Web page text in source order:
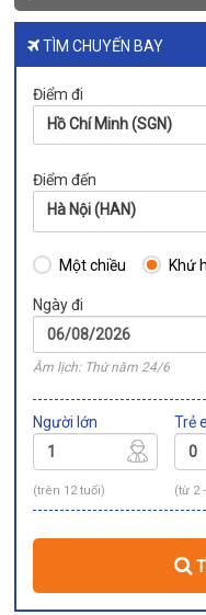
TÌM CHUYẾN BAY
Điểm đi
Hồ Chí Minh (SGN)
Điểm đến
Hà Nội (HAN)
Một chiều Khứ
Ngày đi
Âm lịch: Thứ năm 24/6
Người lớn
(trên 12 tuổi)
Trẻ
(từ 2